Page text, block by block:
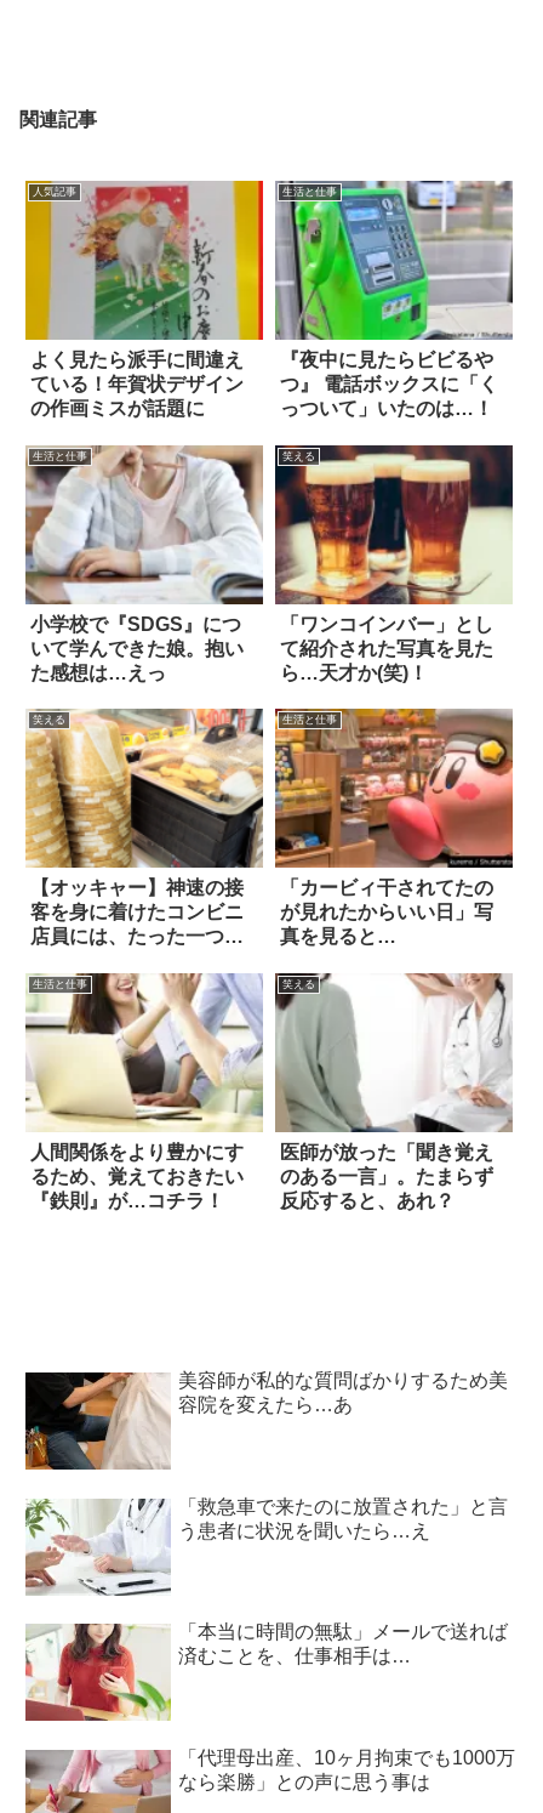
関連記事
人気記事
よく見たら派手に間違え
ている！年賀状デザイン
の作画ミスが話題に
生活と仕事
『夜中に見たらビビるや
つ』 電話ボックスに「く
っついて」いたのは…！
生活と仕事
小学校で『SDGS』につ
いて学んできた娘。抱い
た感想は…えっ
笑える
「ワンコインバー」とし
て紹介された写真を見た
ら…天才か(笑)！
笑える
【オッキャー】神速の接
客を身に着けたコンビニ
店員には、たった一つだ
生活と仕事
「カービィ干されてたの
が見れたからいい日」写
真を見ると…
生活と仕事
人間関係をより豊かにす
るため、覚えておきたい
『鉄則』が…コチラ！
笑える
医師が放った「聞き覚え
のある一言」。たまらず
反応すると、あれ？
美容師が私的な質問ばかりするため美
容院を変えたら…あ
「救急車で来たのに放置された」と言
う患者に状況を聞いたら…え
「本当に時間の無駄」メールで送れば
済むことを、仕事相手は…
「代理母出産、10ヶ月拘束でも1000万
なら楽勝」との声に思う事は